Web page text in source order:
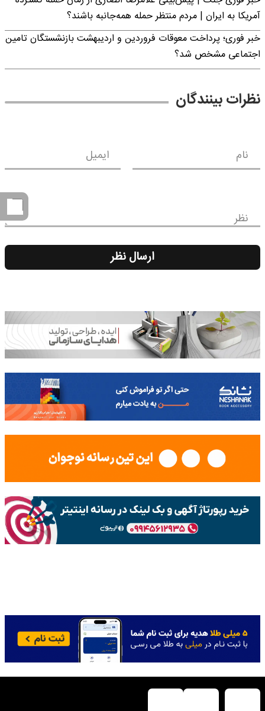
آمریکا به ایران | مردم منتظر حمله همه‌جانبه باشند؟
خبر فوری؛ پرداخت معوقات فروردین و اردیبهشت بازنشستگان تامین
اجتماعی مشخص شد؟
نظرات بینندگان
نام ایمیل
نظر
ارسال نظر